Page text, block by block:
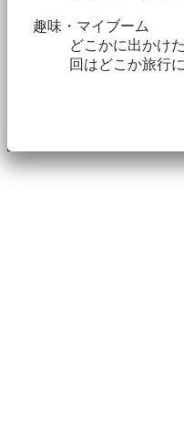
趣味・マイブーム
どこかに出かけ
回はどこか旅行